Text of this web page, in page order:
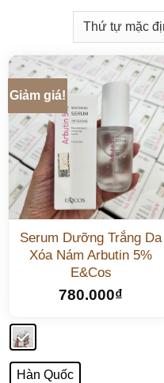
Giảm giá!
Serum Dưỡng Trắng Da
Xóa Nám Arbutin 5%
E&Cos
780.000₫
Hàn Quốc